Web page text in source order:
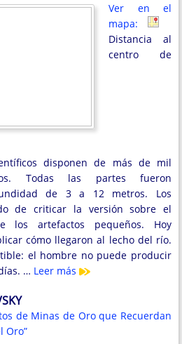
Ver en el
mapa:
Distancia al
centro de
disponen de más de mil
Todas las partes fueron
de 3 a 12 metros. Los
de criticar la versión sobre el
los artefactos pequeños. Hoy
cómo llegaron al lecho del río.
el hombre no puede producir
… Leer más
de Minas de Oro que Recuerdan
Oro”